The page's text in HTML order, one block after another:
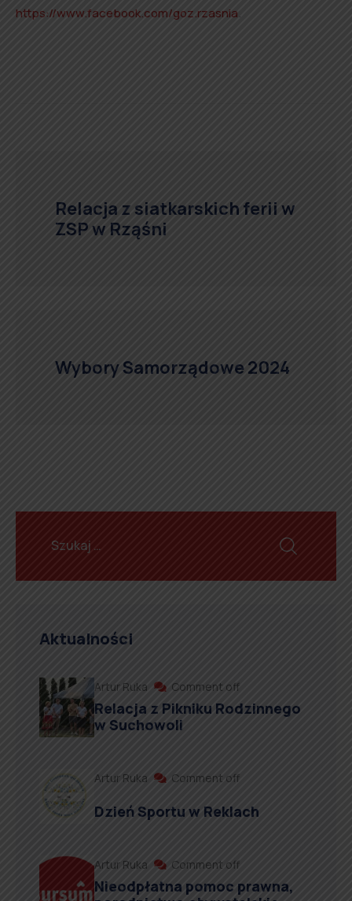
https://www.facebook.com/goz.rzasnia.
Relacja z siatkarskich ferii w
ZSP w Rząśni
Wybory Samorządowe 2024
Aktualności
Artur Ruka Comment off
Relacja z Pikniku Rodzinnego
w Suchowoli
Artur Ruka Comment off
Dzień Sportu w Reklach
Artur Ruka Comment off
Nieodpłatna pomoc prawna,